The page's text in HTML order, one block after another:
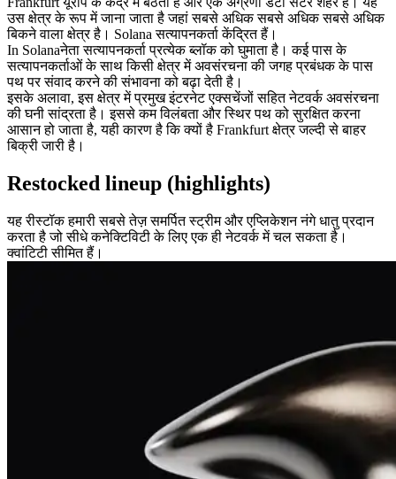
उस क्षेत्र के रूप में जाना जाता है जहां सबसे अधिक सबसे अधिक सबसे अधिक
बिकने वाला क्षेत्र है। Solana सत्यापनकर्ता केंद्रित हैं।
In Solanaनेता सत्यापनकर्ता प्रत्येक ब्लॉक को घुमाता है। कई पास के
सत्यापनकर्ताओं के साथ किसी क्षेत्र में अवसंरचना की जगह प्रबंधक के पास
पथ पर संवाद करने की संभावना को बढ़ा देती है।
इसके अलावा, इस क्षेत्र में प्रमुख इंटरनेट एक्सचेंजों सहित नेटवर्क अवसंरचना
की घनी सांद्रता है। इससे कम विलंबता और स्थिर पथ को सुरक्षित करना
आसान हो जाता है, यही कारण है कि क्यों है Frankfurt क्षेत्र जल्दी से बाहर
बिक्री जारी है।
Restocked lineup (highlights)
यह रीस्टॉक हमारी सबसे तेज़ समर्पित स्ट्रीम और एप्लिकेशन नंगे धातु प्रदान
करता है जो सीधे कनेक्टिविटी के लिए एक ही नेटवर्क में चल सकता है।
क्वांटिटी सीमित हैं।